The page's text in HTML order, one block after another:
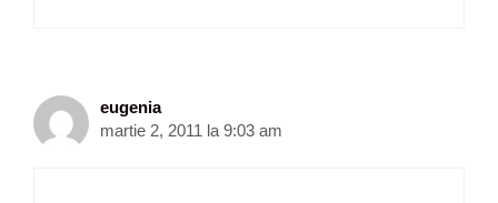
eugenia
martie 2, 2011 la 9:03 am